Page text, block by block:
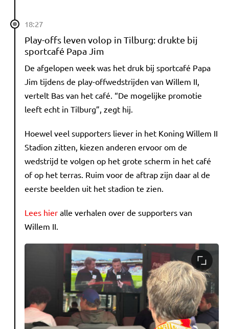
18:27
Play-offs leven volop in Tilburg: drukte bij
sportcafé Papa Jim
De afgelopen week was het druk bij sportcafé Papa
Jim tijdens de play-offwedstrijden van Willem II,
vertelt Bas van het café. “De mogelijke promotie
leeft echt in Tilburg”, zegt hij.
Hoewel veel supporters liever in het Koning Willem II
Stadion zitten, kiezen anderen ervoor om de
wedstrijd te volgen op het grote scherm in het café
of op het terras. Ruim voor de aftrap zijn daar al de
eerste beelden uit het stadion te zien.
Lees hier alle verhalen over de supporters van
Willem II.